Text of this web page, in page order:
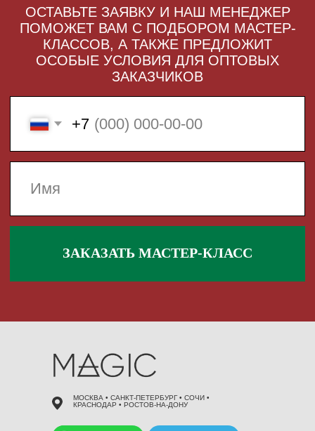
МОСКВА • САНКТ-ПЕТЕРБУРГ • СОЧИ •
КРАСНОДАР • РОСТОВ-НА-ДОНУ
495 868 00 36